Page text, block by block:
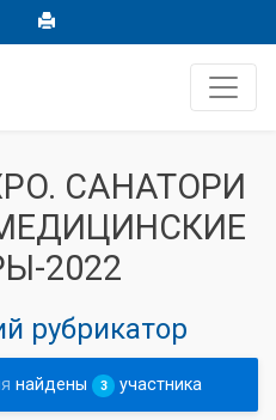
САНАТОРИ
2022
рубрикатор
найдены 3 участника